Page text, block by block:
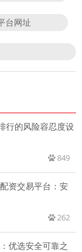
台网址
行的风险容忍度设
849
资交易平台：安
262
优选安全可靠之